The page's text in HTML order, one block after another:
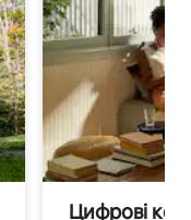
Цифрові